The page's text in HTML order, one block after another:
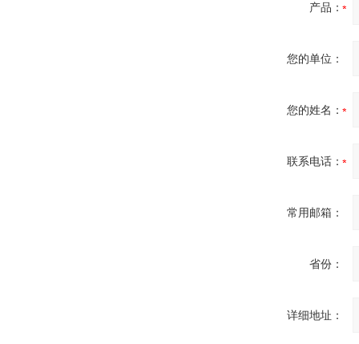
产品：
您的单位：
您的姓名：
联系电话：
常用邮箱：
省份：
详细地址：